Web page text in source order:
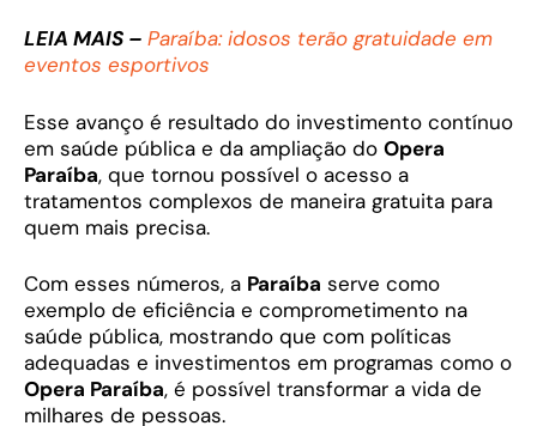
LEIA MAIS – Paraíba: idosos terão gratuidade em
eventos esportivos
Esse avanço é resultado do investimento contínuo
em saúde pública e da ampliação do Opera
Paraíba, que tornou possível o acesso a
tratamentos complexos de maneira gratuita para
quem mais precisa.
Com esses números, a Paraíba serve como
exemplo de eficiência e comprometimento na
saúde pública, mostrando que com políticas
adequadas e investimentos em programas como o
Opera Paraíba, é possível transformar a vida de
milhares de pessoas.